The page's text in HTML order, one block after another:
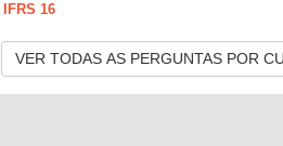
IFRS 16
VER TODAS AS PERGUNTAS POR